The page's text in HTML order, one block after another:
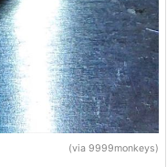
(via 9999monkeys)